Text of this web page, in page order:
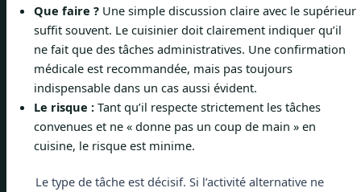
Que faire ? Une simple discussion claire avec le supérieur
suffit souvent. Le cuisinier doit clairement indiquer qu’il
ne fait que des tâches administratives. Une confirmation
médicale est recommandée, mais pas toujours
indispensable dans un cas aussi évident.
Le risque : Tant qu’il respecte strictement les tâches
convenues et ne « donne pas un coup de main » en
cuisine, le risque est minime.
Le type de tâche est décisif. Si l’activité alternative ne